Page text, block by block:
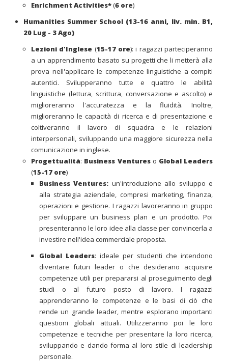
Enrichment Activities*(6 ore)
Humanities Summer School (13-16 anni, liv. min. B1,
20 Lug - 3 Ago)
Lezioni d'Inglese (15-17 ore): i ragazzi parteciperanno
a un apprendimento basato su progetti che li metterà alla
prova nell'applicare le competenze linguistiche a compiti
autentici. Svilupperanno tutte e quattro le abilità
linguistiche (lettura, scrittura, conversazione e ascolto) e
miglioreranno l'accuratezza e la fluidità. Inoltre,
miglioreranno le capacità di ricerca e di presentazione e
coltiveranno il lavoro di squadra e le relazioni
interpersonali, sviluppando una maggiore sicurezza nella
comunicazione in inglese.
Progettualità: Business Ventureso Global Leaders
(15-17 ore)
Business Ventures: un'introduzione allo sviluppo e
alla strategia aziendale, compresi marketing, finanza,
operazioni e gestione. I ragazzi lavoreranno in gruppo
per sviluppare un business plan e un prodotto. Poi
presenteranno le loro idee alla classe per convincerla a
investire nell'idea commerciale proposta.
Global Leaders: ideale per studenti che intendono
diventare futuri leader o che desiderano acquisire
competenze utili per prepararsi al proseguimento degli
studi o al futuro posto di lavoro. I ragazzi
apprenderanno le competenze e le basi di ciò che
rende un grande leader, mentre esplorano importanti
questioni globali attuali. Utilizzeranno poi le loro
competenze e tecniche per presentare la loro ricerca,
sviluppando e dando forma al loro stile di leadership
personale.